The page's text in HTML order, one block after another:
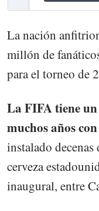
La nación
millón de
para el torneo de
La FIFA tiene
muchos años
instalado decenas
cerveza
inaugural, entre